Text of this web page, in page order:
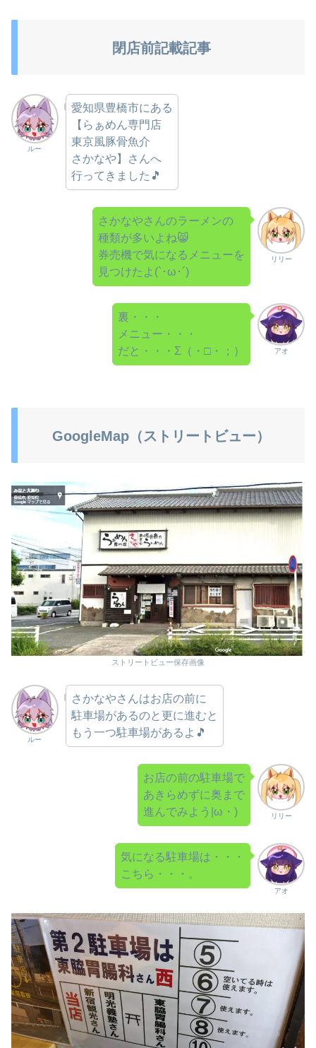
閉店前記載記事
ルー
愛知県豊橋市にある
【らぁめん専門店
東京風豚骨魚介
さかなや】さんへ
行ってきました🎵
リリー
さかなやさんのラーメンの
種類が多いよね😸
券売機で気になるメニューを
見つけたよ(`･ω･´)
アオ
裏・・・
メニュー・・・
だと・・・Σ（・□・；）
GoogleMap（ストリートビュー）
ストリートビュー保存画像
ルー
さかなやさんはお店の前に
駐車場があるのと更に進むと
もう一つ駐車場があるよ🎵
リリー
お店の前の駐車場で
あきらめずに奥まで
進んでみよう|ω・)
アオ
気になる駐車場は・・・
こちら・・・。